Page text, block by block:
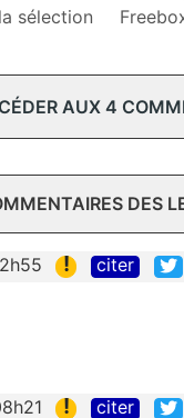
sélection
AUX 4
DES
! citer
! citer